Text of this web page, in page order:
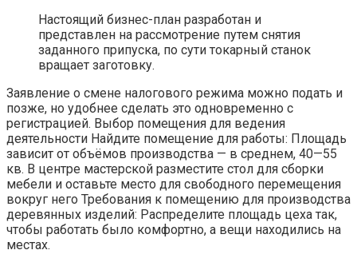
Настоящий бизнес-план разработан и
представлен на рассмотрение путем снятия
заданного припуска, по сути токарный станок
вращает заготовку.
Заявление о смене налогового режима можно подать и
позже, но удобнее сделать это одновременно с
регистрацией. Выбор помещения для ведения
деятельности Найдите помещение для работы: Площадь
зависит от объёмов производства — в среднем, 40—55
кв. В центре мастерской разместите стол для сборки
мебели и оставьте место для свободного перемещения
вокруг него Требования к помещению для производства
деревянных изделий: Распределите площадь цеха так,
чтобы работать было комфортно, а вещи находились на
местах.